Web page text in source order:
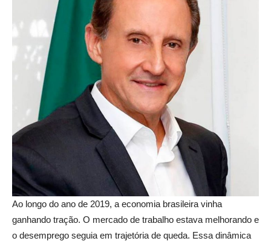
Ao longo do ano de 2019, a economia brasileira vinha
ganhando tração. O mercado de trabalho estava melhorando e
o desemprego seguia em trajetória de queda. Essa dinâmica